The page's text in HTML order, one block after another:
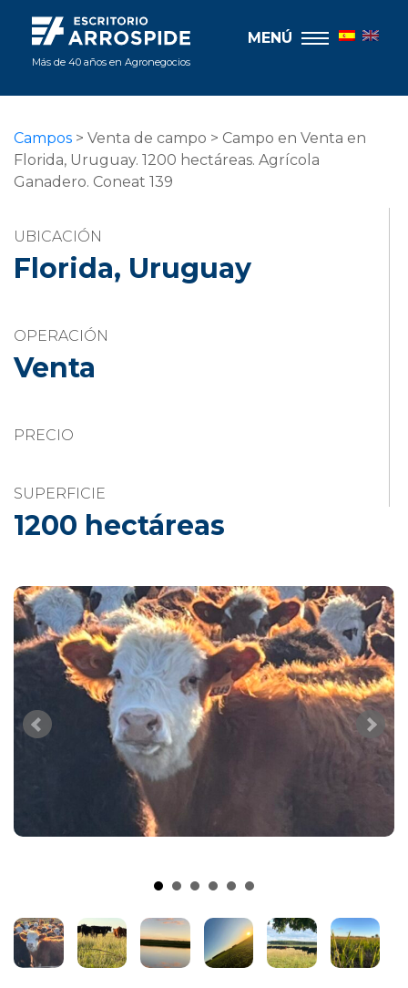
Más de 40 años en Agronegocios
MENÚ
Campos > Venta de campo > Campo en Venta en
Florida, Uruguay. 1200 hectáreas. Agrícola
Ganadero. Coneat 139
UBICACIÓN
Florida, Uruguay
OPERACIÓN
Venta
PRECIO
SUPERFICIE
1200 hectáreas